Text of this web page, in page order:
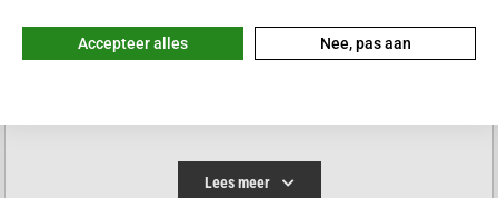
Hands-free stofafvoer
dankzij een groot
leegstation.
Lees meer
Accepteer alles Nee, pas aan